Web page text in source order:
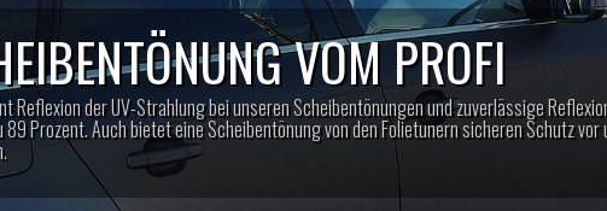
VOM PROFI
Reflexion der UV-Strahlung bei unseren Scheibentönungen und zuverlässige
89 Prozent. Auch bietet eine Scheibentönung von den Folietunern sicheren Schutz